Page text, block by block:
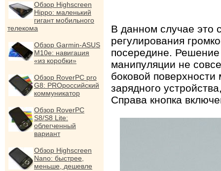
Обзор Highscreen
Hippo: маленький
гигант мобильного
телекома
Обзор Garmin-ASUS
M10e: навигация
«из коробки»
Обзор RoverPC pro
G8: PROроссийский
коммуникатор
Обзор RoverPC
S8/S8 Lite:
облегченный
вариант
Обзор Highscreen
Nano: быстрее,
меньше, дешевле
В данном случае это
регулирования
посередине.
манипуляции не
боковой
зарядного
Справа кнопка